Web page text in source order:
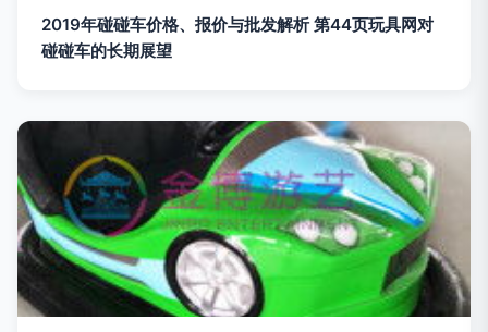
2019年碰碰车价格、报价与批发解析 第44页玩具网对
碰碰车的长期展望